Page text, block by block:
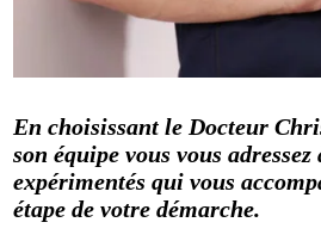
En choisissant le Docteur
son équipe vous vous
expérimentés qui vous
étape de votre démarche.